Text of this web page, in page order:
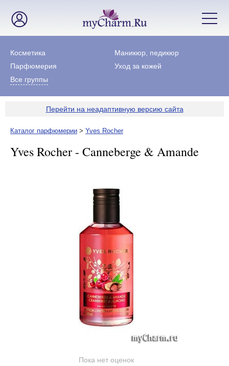
Косметика
Маникюр, педикюр
Парфюмерия
Уход за кожей
Все группы
Перейти на неадаптивную версию сайта
Каталог парфюмерии > Yves Rocher
Yves Rocher - Canneberge & Amande
Пока нет оценок